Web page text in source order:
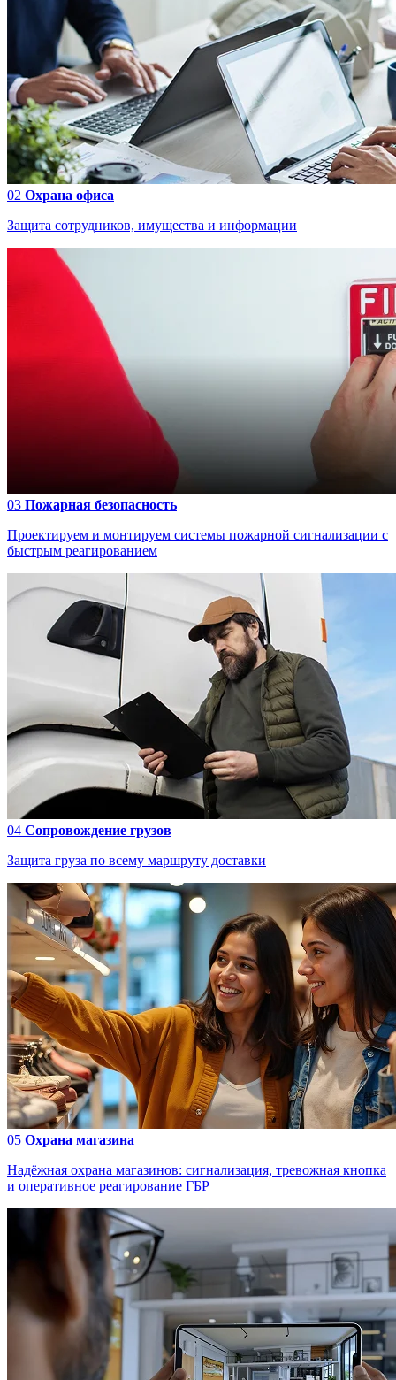
02 Охрана офиса
Защита сотрудников, имущества и информации
03 Пожарная безопасность
Проектируем и монтируем системы пожарной сигнализации с
быстрым реагированием
04 Сопровождение грузов
Защита груза по всему маршруту доставки
05 Охрана магазина
Надёжная охрана магазинов: сигнализация, тревожная кнопка
и оперативное реагирование ГБР